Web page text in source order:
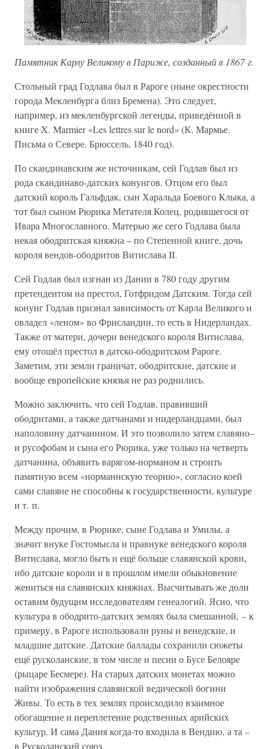
Памятник Карлу Великому в Париже, созданный в 1867 г.
Стольный град Годлава был в Рароге (ныне окрестности
города Мекленбурга близ Бремена). Это следует,
например, из мекленбургской легенды, приведённой в
книге X. Marmier «Les lettres sur le nord» (К. Мармье.
Письма о Севере. Брюссель, 1840 год).
По скандинавским же источникам, сей Годлав был из
рода скандинаво-датских конунгов. Отцом его был
датский король Гальфдак, сын Харальда Боевого Клыка, а
тот был сыном Рюрика Метателя Колец, родившегося от
Ивара Многославного. Матерью же сего Годлава была
некая ободритская княжна – по Степенной книге, дочь
короля вендов-ободритов Витислава II.
Сей Годлав был изгнан из Дании в 780 году другим
претендентом на престол, Готфридом Датским. Тогда сей
конунг Годлав признал зависимость от Карла Великого и
овладел «леном» во Фрисландии, то есть в Нидерландах.
Также от матери, дочери венедского короля Витислава,
ему отошёл престол в датско-ободритском Рароге.
Заметим, эти земли граничат, ободритские, датские и
вообще европейские князья не раз роднились.
Можно заключить, что сей Годлав, правивший
ободритами, а также датчанами и нидерландцами, был
наполовину датчанином. И это позволило затем славяно–
и русофобам и сына его Рюрика, уже только на четверть
датчанина, объявить варягом-норманом и строить
памятную всем «норманнскую теорию», согласно коей
сами славяне не способны к государственности, культуре
и т. п.
Между прочим, в Рюрике, сыне Годлава и Умилы, а
значит внуке Гостомысла и правнуке венедского короля
Витислава, могло быть и ещё больше славянской крови,
ибо датские короли и в прошлом имели обыкновение
жениться на славянских княжнах. Высчитывать же доли
оставим будущим исследователям генеалогий. Ясно, что
культура в ободрито-датских землях была смешанной, – к
примеру, в Рароге использовали руны и венедские, и
младшие датские. Датские баллады сохранили сюжеты
ещё русколанские, в том числе и песни о Бусе Белояре
(рыцаре Бесмере). На старых датских монетах можно
найти изображения славянской ведической богини
Живы. То есть в тех землях происходило взаимное
обогащение и переплетение родственных арийских
культур. И сама Дания когда-то входила в Вендию, а та –
в Русколанский союз.